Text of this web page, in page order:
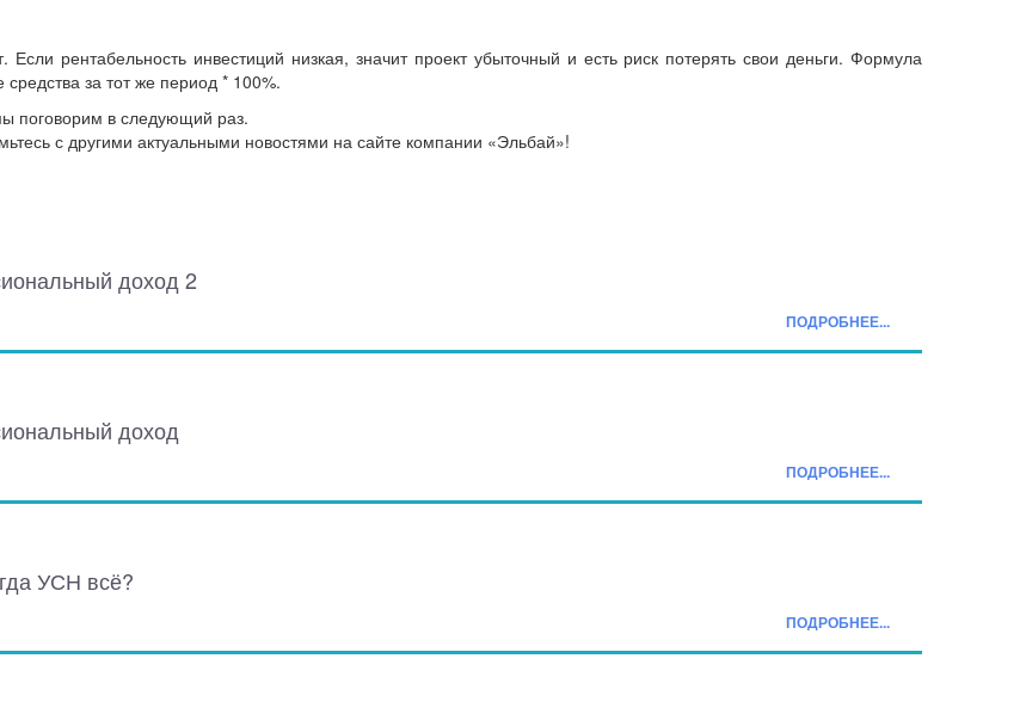
рентабельность инвестиций низкая, значит проект убыточный и есть риск потерять свои деньги. Формула
за тот же период * 100%.
поговорим в следующий раз.
с другими актуальными новостями на сайте компании «Эльбай»!
доход 2
ПОДРОБНЕЕ...
доход
ПОДРОБНЕЕ...
УСН всё?
ПОДРОБНЕЕ...